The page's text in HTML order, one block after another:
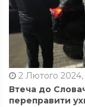
2 Лютого 2024,
Втеча до
переправити